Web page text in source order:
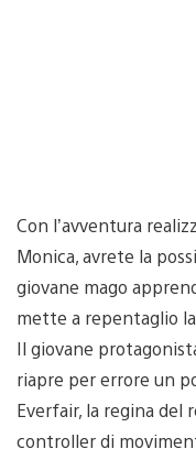
Con l’avventura
Monica, avrete la
giovane mago
mette a repentaglio
Il giovane
riapre per errore un
Everfair, la regina
controller di